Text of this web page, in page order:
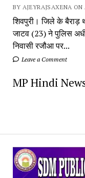
BY AJEYRAJSAXENA
शिवपुरी। जिले के बैराड़
जाटव (23) ने पुलिस
निवासी रजौआ पर...
Leave a Comment
MP Hindi